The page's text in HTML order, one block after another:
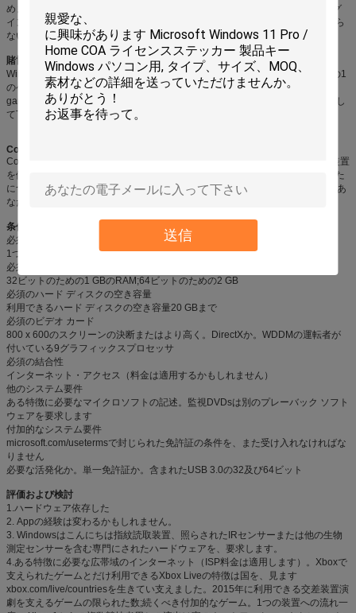
送信
めます。Windowsによってこんにちは、あなたの装置は名指しで挨拶し、ログ
インによって振り、password.3を覚えるか、またはタイプ インしなければなら
ないことから放す認識でつきます
賭博及びXbox
Windowsあなたの10のPC、ラップトップ、またはタブレットのXboxあなたの1
のゲームをして下さい。あなたの最も大きい英雄移動を記録し、あなたの
game.4を残さないであなたの友人に直ちに送るのにゲームDVRの特徴を使用し
て下さい
Cortana
CortanaはすべてのあなたのWindowsを渡って事を終らせるのを助ける10の装置
を働かせるあなたの偽りなくパーソナル ディジタル アシスタントです。あなた
についての詳細をそのうちに学ぶことによって、Cortanaは透明にとどまり、あ
なたのtrust.5を保つより有用な毎日になります
条件
必須プロセッサ
1つのGHzプロセッサまたはより速く
必須の記憶
32ビットのための1 GBのRAM;64ビットのための2 GB
必須のハード ディスクの空き容量
利用できるハード ディスクの空き容量20 GBまで
必須のビデオ カード
800 x 600のスクリーンの決断またはより高く。DirectXか。WDDMの運転者が
付いている9グラフィックスプロセッサ
必須の結合性
インターネット・アクセス（料金は適用するかもしれません）
他のシステム要件
ある特徴に必要なマイクロソフトの記述。監視DVDsは別のプレーバック ソフト
ウェアを要求します
付加的なシステム要件
microsoft.com/usetermsで封じられた免許証の条件を、また受け入れなければな
りません
必要な活発化か。単一免許証か。含まれたUSB 3.0の32及び64ビット
評価および検討
1.ハードウェア依存した
2. Appの経験は変わるかもしれません。
3. Windowsはこんにちは指紋読取装置、照らされたIRセンサーまたは他の生物
測定センサーを含む専門にされたハードウェアを、要求します。
4.ある特徴に必要な広帯域のインターネット（ISP料金は適用します）。Xboxで
支えられたゲームとだけ利用できるXbox Liveの特徴は国を、見ます
xbox.com/live/countriesを生きてい支えました。2015年に利用できる交差装置演
劇を支えるゲームの限られた数;続くべき付加的なゲーム。1つの装置への流れ一